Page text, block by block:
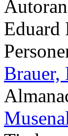
Eduard
Brauer,